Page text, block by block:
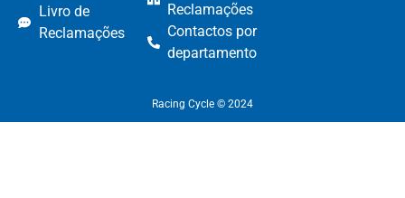
Livro de
Reclamações
Reclamações​
Contactos por
departamento​
Racing Cycle © 2024